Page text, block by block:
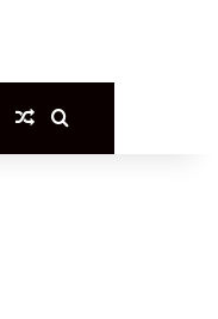
Article Aléatoire